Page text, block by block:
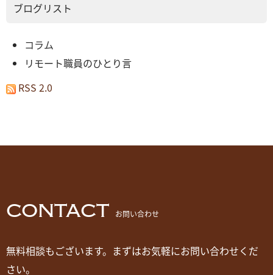
ブログリスト
コラム
リモート職員のひとり言
RSS 2.0
CONTACT お問い合わせ
無料相談もございます。まずはお気軽にお問い合わせくだ
さい。